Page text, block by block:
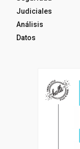
Judiciales
Análisis
Datos